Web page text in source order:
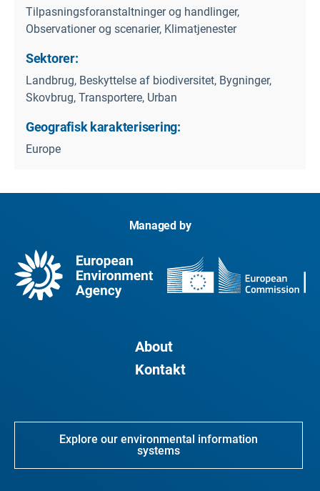
Tilpasningsforanstaltninger og handlinger,
Observationer og scenarier, Klimatjenester
Sektorer:
Landbrug, Beskyttelse af biodiversitet, Bygninger,
Skovbrug, Transportere, Urban
Geografisk karakterisering:
Europe
Managed by
About
Kontakt
Explore our environmental information
systems